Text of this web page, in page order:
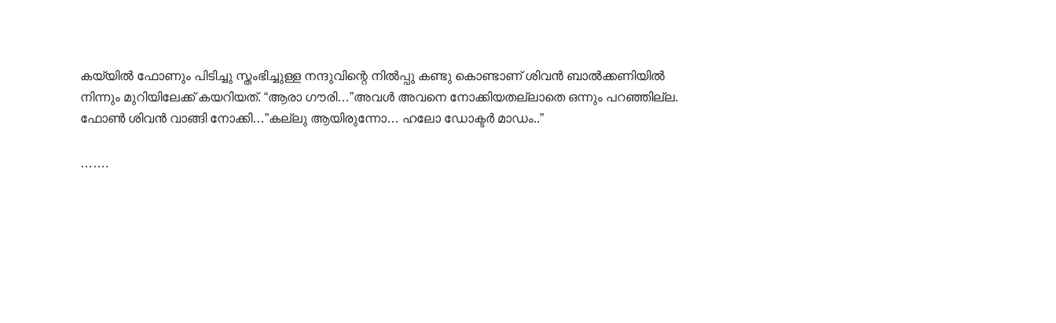
കയ്യിൽ ഫോണും പിടിച്ചു സ്തംഭിച്ചുള്ള നന്ദുവിന്റെ നിൽപ്പു കണ്ടു കൊണ്ടാണ് ശിവൻ ബാൽക്കണിയിൽ
നിന്നും മുറിയിലേക്ക് കയറിയത്. “ആരാ ഗൗരി…”അവൾ അവനെ നോക്കിയതല്ലാതെ ഒന്നും പറഞ്ഞില്ല.
ഫോൺ ശിവൻ വാങ്ങി നോക്കി…”കല്ലു ആയിരുന്നോ… ഹലോ ഡോക്ടർ മാഡം..”
…….